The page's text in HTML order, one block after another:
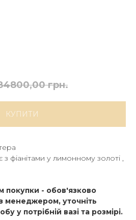
грн.
КУПИТИ
з фіанітами у лимонному золоті ,
- обов'язково
менеджером, уточніть
у потрібній вазі та розмірі.